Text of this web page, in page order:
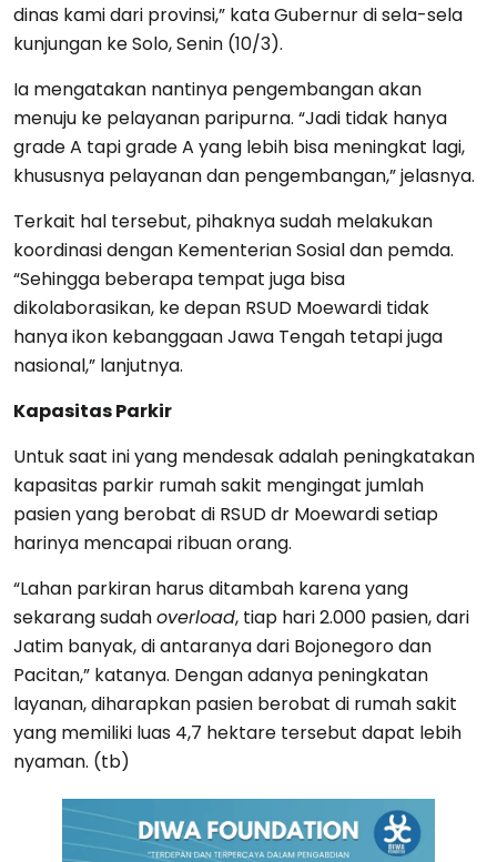
dinas kami dari provinsi,” kata Gubernur di sela-sela
kunjungan ke Solo, Senin (10/3).
Ia mengatakan nantinya pengembangan akan
menuju ke pelayanan paripurna. “Jadi tidak hanya
grade A tapi grade A yang lebih bisa meningkat lagi,
khususnya pelayanan dan pengembangan,” jelasnya.
Terkait hal tersebut, pihaknya sudah melakukan
koordinasi dengan Kementerian Sosial dan pemda.
“Sehingga beberapa tempat juga bisa
dikolaborasikan, ke depan RSUD Moewardi tidak
hanya ikon kebanggaan Jawa Tengah tetapi juga
nasional,” lanjutnya.
Kapasitas Parkir
Untuk saat ini yang mendesak adalah peningkatakan
kapasitas parkir rumah sakit mengingat jumlah
pasien yang berobat di RSUD dr Moewardi setiap
harinya mencapai ribuan orang.
“Lahan parkiran harus ditambah karena yang
sekarang sudahoverload, tiap hari 2.000 pasien, dari
Jatim banyak, di antaranya dari Bojonegoro dan
Pacitan,” katanya. Dengan adanya peningkatan
layanan, diharapkan pasien berobat di rumah sakit
yang memiliki luas 4,7 hektare tersebut dapat lebih
nyaman. (tb)